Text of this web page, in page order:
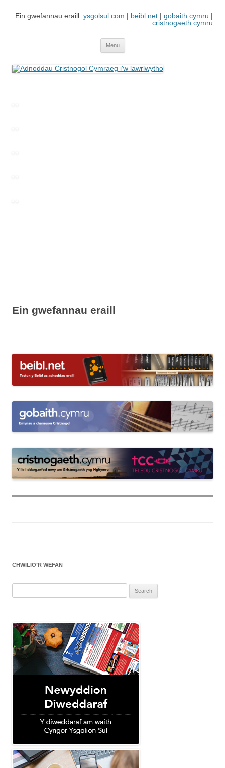
content
Ein gwefannau eraill: ysgolsul.com | beibl.net | gobaith.cymru |
cristnogaeth.cymru
lawrlwytho
adnoddau i'w lawrlwytho'n rhad ac am ddim
Menu
Ein gwefannau eraill
CHWILIO’R WEFAN
for: